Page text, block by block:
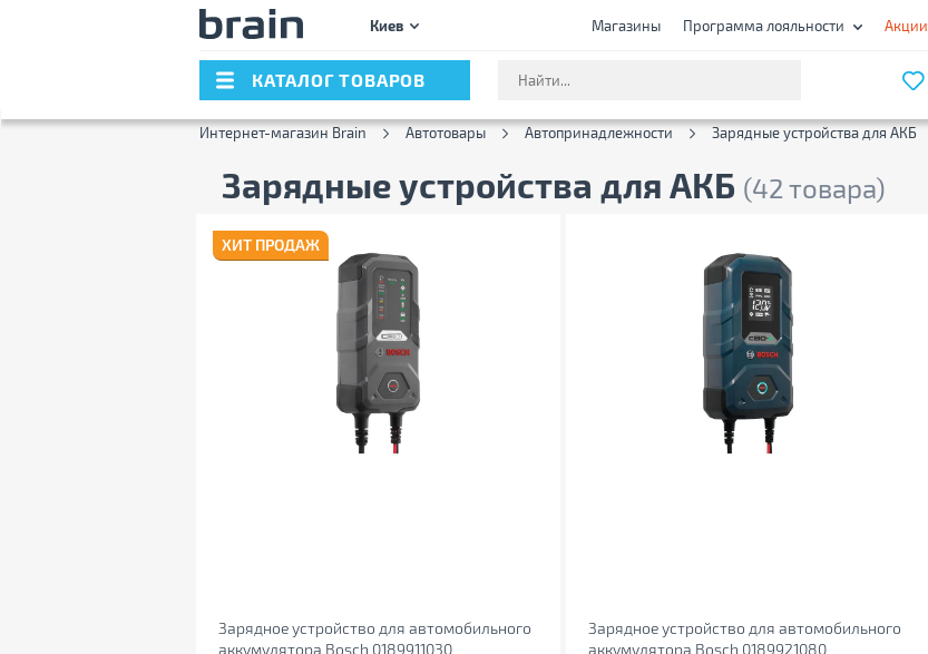
Киев Магазины Программа лояльности Акции
КАТАЛОГ ТОВАРОВ
Интернет-магазин Brain Автотовары Автопринадлежности Зарядные устройства для АКБ
Зарядные устройства для АКБ (42 товара)
ХИТ ПРОДАЖ
Зарядное устройство для автомобильного
аккумулятора Bosch 0189911030
Зарядное устройство для автомобильного
аккумулятора Bosch 0189921080